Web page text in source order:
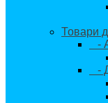
Товари
-
-